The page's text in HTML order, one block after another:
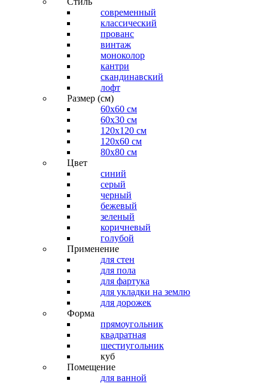
современный
классический
прованс
винтаж
моноколор
кантри
скандинавский
лофт
Размер (см)
60х60 см
60x30 см
120x120 см
120x60 см
80x80 см
Цвет
синий
серый
черный
бежевый
зеленый
коричневый
голубой
Применение
для стен
для пола
для фартука
для укладки на землю
для дорожек
Форма
прямоугольник
квадратная
шестиугольник
куб
Помещение
для ванной